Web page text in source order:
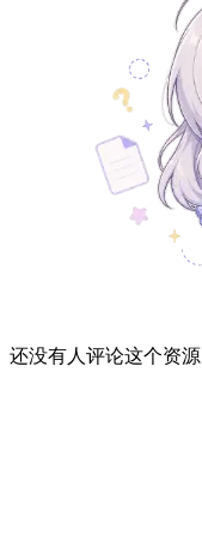
还没有人评论这个资源